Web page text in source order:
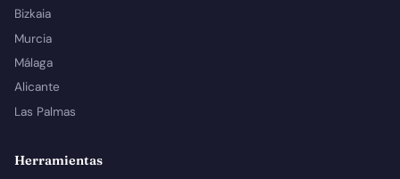
Bizkaia
Murcia
Málaga
Alicante
Las Palmas
Herramientas